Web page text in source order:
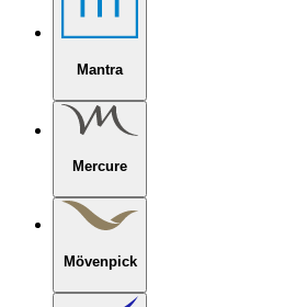
Mantra
Mercure
Mövenpick